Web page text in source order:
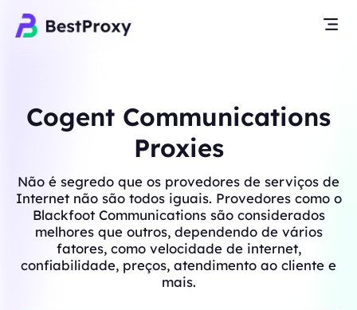
Cogent Communications
Proxies
Não é segredo que os provedores de serviços de
Internet não são todos iguais. Provedores como o
Blackfoot Communications são considerados
melhores que outros, dependendo de vários
fatores, como velocidade de internet,
confiabilidade, preços, atendimento ao cliente e
mais.